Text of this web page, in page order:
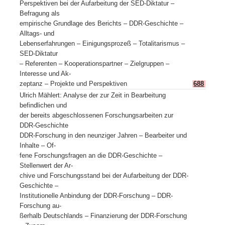
Perspektiven bei der Aufarbeitung der SED-Diktatur –
Befragung als
empirische Grundlage des Berichts – DDR-Geschichte –
Alltags- und
Lebenserfahrungen – Einigungsprozeß – Totalitarismus –
SED-Diktatur
– Referenten – Kooperationspartner – Zielgruppen –
Interesse und Ak-
zeptanz – Projekte und Perspektiven
688
Ulrich Mählert: Analyse der zur Zeit in Bearbeitung
befindlichen und
der bereits abgeschlossenen Forschungsarbeiten zur
DDR-Geschichte
DDR-Forschung in den neunziger Jahren – Bearbeiter und
Inhalte – Of-
fene Forschungsfragen an die DDR-Geschichte –
Stellenwert der Ar-
chive und Forschungsstand bei der Aufarbeitung der DDR-
Geschichte –
Institutionelle Anbindung der DDR-Forschung – DDR-
Forschung au-
ßerhalb Deutschlands – Finanzierung der DDR-Forschung